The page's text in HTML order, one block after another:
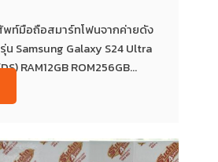
พท์มือถือสมาร์ทโฟนจากค่ายดัง
น Samsung Galaxy S24 Ultra
RAM12GB ROM256GB...